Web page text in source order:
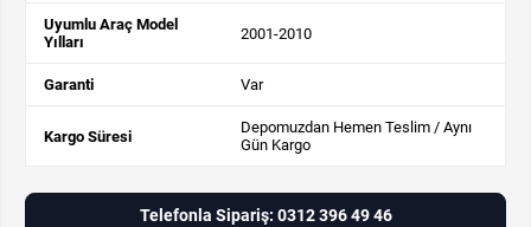
Uyumlu Araç Model
Yılları
2001-2010
Garanti Var
Kargo Süresi
Depomuzdan Hemen Teslim / Aynı
Gün Kargo
Telefonla Sipariş: 0312 396 49 46